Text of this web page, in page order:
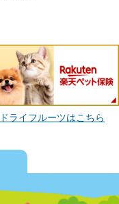
ライフルーツはこちら